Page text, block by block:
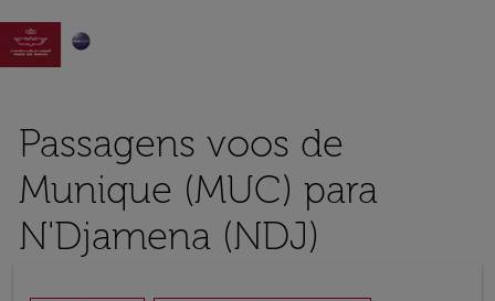

Passagens voos de
Munique (MUC) para
N'Djamena (NDJ)